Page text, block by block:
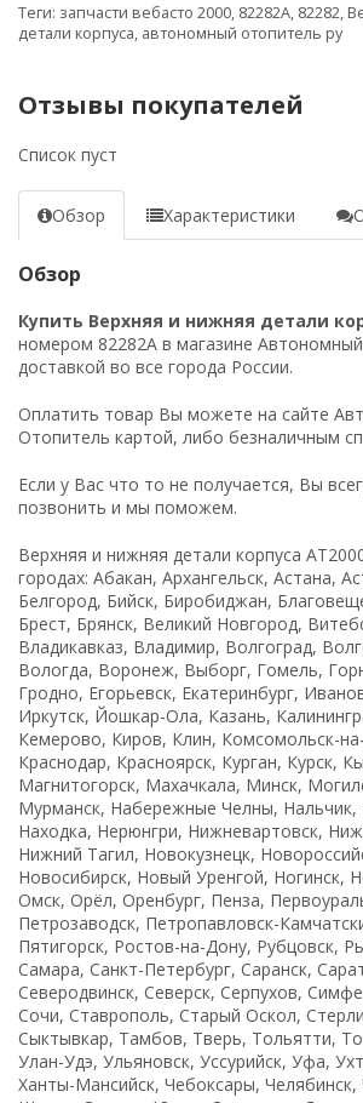
Теги: запчасти вебасто 2000, 82282A, 82282,
детали корпуса, автономный отопитель ру
Отзывы покупателей
Список пуст
Обзор Характеристики
Обзор
Купить Верхняя и нижняя детали
номером 82282A в магазине
доставкой во все города России.
Оплатить товар Вы можете на сайте
Отопитель картой, либо безналичным
Если у Вас что то не получается, Вы
позвонить и мы поможем.
Верхняя и нижняя детали корпуса
городах: Абакан, Архангельск, Астана,
Белгород, Бийск, Биробиджан,
Брест, Брянск, Великий Новгород,
Владикавказ, Владимир, Волгоград,
Вологда, Воронеж, Выборг, Гомель,
Гродно, Егорьевск, Екатеринбург,
Иркутск, Йошкар-Ола, Казань,
Кемерово, Киров, Клин, Комсомольск-
Краснодар, Красноярск, Курган, Курск,
Магнитогорск, Махачкала, Минск,
Мурманск, Набережные Челны,
Находка, Нерюнгри, Нижневартовск,
Нижний Тагил, Новокузнецк,
Новосибирск, Новый Уренгой, Ногинск,
Омск, Орёл, Оренбург, Пенза,
Петрозаводск, Петропавловск-
Пятигорск, Ростов-на-Дону, Рубцовск,
Самара, Санкт-Петербург, Саранск,
Северодвинск, Северск, Серпухов,
Сочи, Ставрополь, Старый Оскол,
Сыктывкар, Тамбов, Тверь, Тольятти,
Улан-Удэ, Ульяновск, Уссурийск, Уфа,
Ханты-Мансийск, Чебоксары,